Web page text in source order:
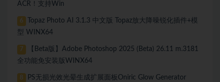
ACR！支持Win
6
Topaz Photo AI 3.1.3 中文版 Topaz放大降噪锐化插件+模
型 WINX64
7
【Beta版】Adobe Photoshop 2025 (Beta) 26.11 m.3181
全功能免安装版WINX64
8
PS无损光效光晕生成扩展面板Oniric Glow Generator